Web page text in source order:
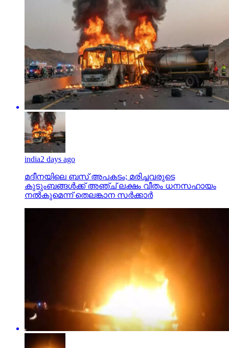
india2 days ago
മദീനയിലെ ബസ് അപകടം; മരിച്ചവരുടെ
കുടുംബങ്ങള്‍ക്ക് അഞ്ച് ലക്ഷം വീതം ധനസഹായം
നല്‍കുമെന്ന് തെലങ്കാന സര്‍ക്കാര്‍